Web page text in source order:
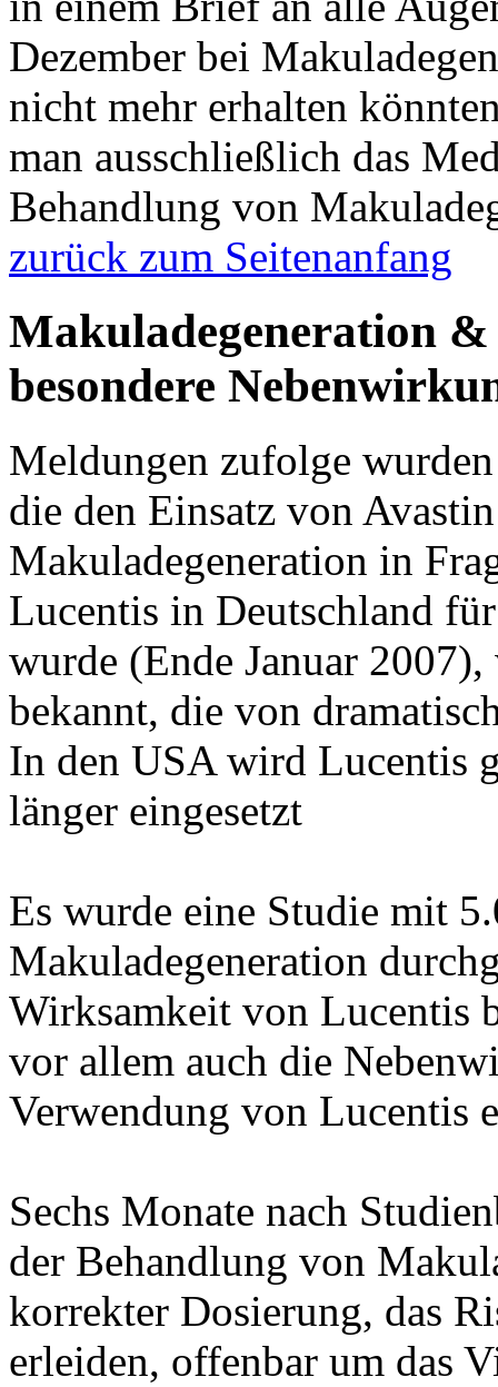
Dezember bei
nicht mehr erhalten
man ausschließlich das
Behandlung von
zurück zum Seitenanfang
Makuladegeneration
besondere
Meldungen zufolge
die den Einsatz von
Makuladegeneration in
Lucentis in Deutschland
wurde (Ende Januar
bekannt, die von
In den USA wird Lucentis
länger eingesetzt
Es wurde eine Studie mit
Makuladegeneration
Wirksamkeit von Lucentis
vor allem auch die
Verwendung von Lucentis
Sechs Monate nach
der Behandlung von
korrekter Dosierung, das
erleiden, offenbar um das